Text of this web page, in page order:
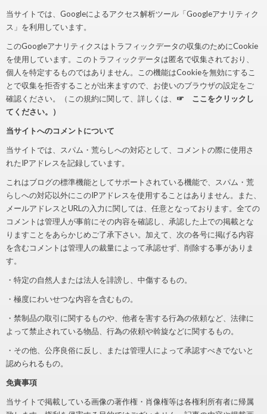
当サイトでは、Googleによるアクセス解析ツール「Googleアナリティク
ス」を利用しています。
このGoogleアナリティクスはトラフィックデータの収集のためにCookie
を使用しています。このトラフィックデータは匿名で収集されており、
個人を特定するものではありません。この機能はCookieを無効にするこ
とで収集を拒否することが出来ますので、お使いのブラウザの設定をご
確認ください。（この規約に関して、詳しくは、 ☞ ここをクリックし
てください。）
当サイトへのコメントについて
当サイトでは、スパム・荒らしへの対応として、コメントの際に使用さ
れたIPアドレスを記録しています。
これはブログの標準機能としてサポートされている機能で、スパム・荒
らしへの対応以外にこのIPアドレスを使用することはありません。また、
メールアドレスとURLの入力に関しては、任意となっております。全ての
コメントは管理人が事前にその内容を確認し、承認した上での掲載とな
りますことをあらかじめご了承下さい。加えて、次の各号に掲げる内容
を含むコメントは管理人の裁量によって承認せず、削除する事がありま
す。
・特定の自然人または法人を誹謗し、中傷するもの。
・極度にわいせつな内容を含むもの。
・禁制品の取引に関するものや、他者を害する行為の依頼など、法律に
よって禁止されている物品、行為の依頼や斡旋などに関するもの。
・その他、公序良俗に反し、または管理人によって承認すべきでないと
認められるもの。
免責事項
当サイトで掲載している画像の著作権・肖像権等は各権利所有者に帰属